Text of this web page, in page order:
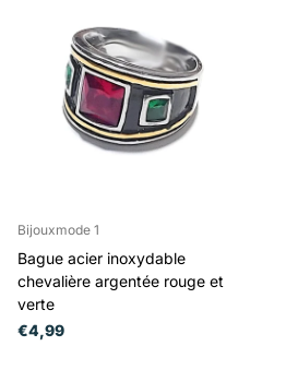
Bijouxmode 1
Bague acier inoxydable
chevalière argentée rouge et
verte
€4,99